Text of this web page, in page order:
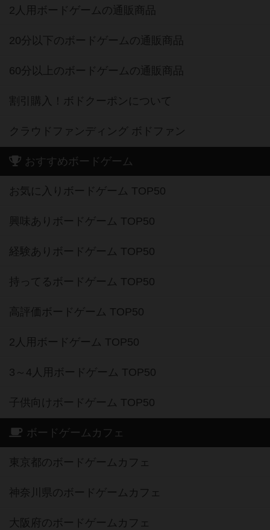
2人用ボードゲームの通販商品
20分以下のボードゲームの通販商品
60分以上のボードゲームの通販商品
割引購入！ボドクーポンについて
クラウドファンディング ボドファン
おすすめボードゲーム
お気に入りボードゲーム TOP50
興味ありボードゲーム TOP50
経験ありボードゲーム TOP50
持ってるボードゲーム TOP50
高評価ボードゲーム TOP50
2人用ボードゲーム TOP50
3～4人用ボードゲーム TOP50
子供向けボードゲーム TOP50
ボードゲームカフェ
東京都のボードゲームカフェ
神奈川県のボードゲームカフェ
大阪府のボードゲームカフェ